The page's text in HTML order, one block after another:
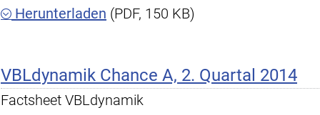
Herunterladen (PDF, 150 KB)
VBLdynamik Chance A, 2. Quartal 2014
Factsheet VBLdynamik